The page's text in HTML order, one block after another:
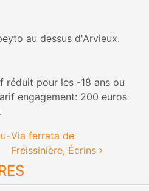
au dessus d'Arvieux.
réduit pour les -18 ans ou
engagement: 200 euros
articles
Via ferrata de
Freissinière, Écrins